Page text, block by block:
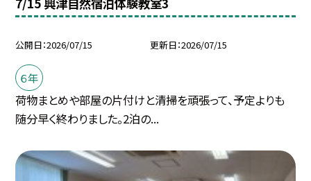
公開日 2026/07/15 更新日 2026/07/15
６年
荷物まとめや部屋の片付けと清掃を頑張って、予定よりも
随分早く終わりました。2泊の...